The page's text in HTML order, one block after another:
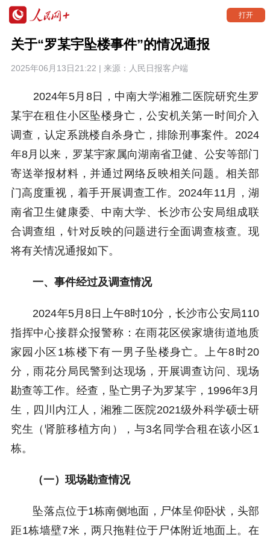
打开
关于“罗某宇坠楼事件”的情况通报
2025年06月13日21:22 | 来源： 人民日报客户端
2024年5月8日，中南大学湘雅二医院研究生罗
某宇在租住小区坠楼身亡，公安机关第一时间介入
调查，认定系跳楼自杀身亡，排除刑事案件。2024
年8月以来，罗某宇家属向湖南省卫健、公安等部门
寄送举报材料，并通过网络反映相关问题。相关部
门高度重视，着手开展调查工作。2024年11月，湖
南省卫生健康委、中南大学、长沙市公安局组成联
合调查组，针对反映的问题进行全面调查核查。现
将有关情况通报如下。
一、事件经过及调查情况
2024年5月8日上午8时10分，长沙市公安局110
指挥中心接群众报警称：在雨花区侯家塘街道地质
家园小区1栋楼下有一男子坠楼身亡。上午8时20
分，雨花分局民警到达现场，开展调查访问、现场
勘查等工作。经查，坠亡男子为罗某宇，1996年3月
生，四川内江人，湘雅二医院2021级外科学硕士研
究生（肾脏移植方向），与3名同学合租在该小区1
栋。
（一）现场勘查情况
坠落点位于1栋南侧地面，尸体呈仰卧状，头部
距1栋墙壁7米，两只拖鞋位于尸体附近地面上。在